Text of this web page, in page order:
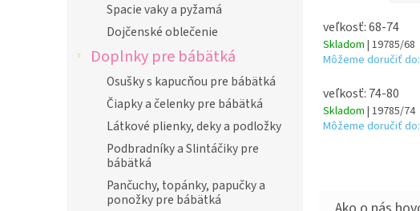
Spacie vaky a pyžamá
Dojčenské oblečenie
Doplnky pre bábätká
Osušky s kapucňou pre bábätká
Čiapky a čelenky pre bábätká
Látkové plienky, deky a podložky
Podbradníky a Slintáčiky pre
bábätká
Pančuchy, topánky, papučky a
ponožky pre bábätká
veľkosť: 68-74
Skladom | 19785/68
Môžeme doručiť do:
veľkosť: 74-80
Skladom | 19785/74
Môžeme doručiť do: